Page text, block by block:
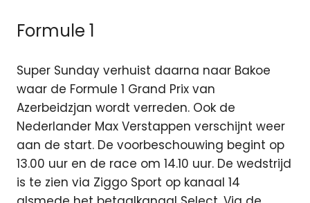
Formule 1
Super Sunday verhuist daarna naar Bakoe
waar de Formule 1 Grand Prix van
Azerbeidzjan wordt verreden. Ook de
Nederlander Max Verstappen verschijnt weer
aan de start. De voorbeschouwing begint op
13.00 uur en de race om 14.10 uur. De wedstrijd
is te zien via Ziggo Sport op kanaal 14